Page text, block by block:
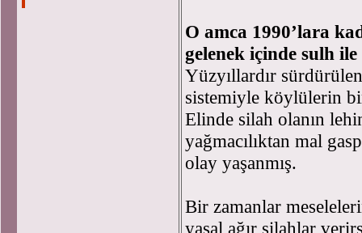
O amca 1990’lara
gelenek içinde sulh
Yüzyıllardır
sistemiyle köylülerin bir
Elinde silah olanın
yağmacılıktan mal
olay yaşanmış.
Bir zamanlar
yasal ağır silahlar